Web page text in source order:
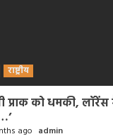
राष्ट्रीय
प्राक को धमकी, लॉरेंस
ago admin